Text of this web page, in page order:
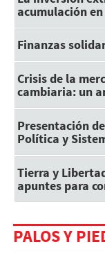
acumulación
Finanzas
Crisis de la
cambiaria: un
Presentación
Política y
Tierra y
apuntes para
PALOS Y